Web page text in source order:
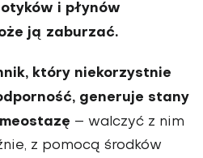
i płynów
ją zaburzać.
który niekorzystnie
generuje stany
– walczyć z nim
z pomocą środków